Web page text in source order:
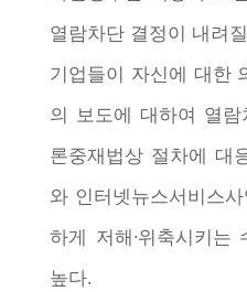
열람차단 결정이 내려
기업들이 자신에 대한
의 보도에 대하여 열
론중재법상 절차에 대
와 인터넷뉴스서비스
하게 저해·위축시키는
높다.